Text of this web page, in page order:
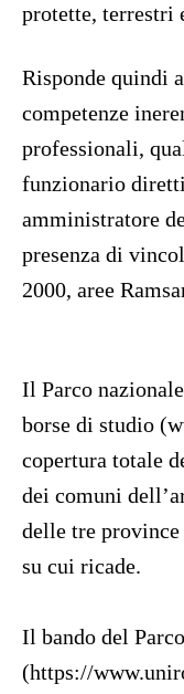
protette, terrestri
Risponde quindi
competenze
professionali,
funzionario
amministratore
presenza di
2000, aree
Il Parco
borse di studio
copertura totale
dei comuni
delle tre
su cui ricade.
Il bando del
(https://